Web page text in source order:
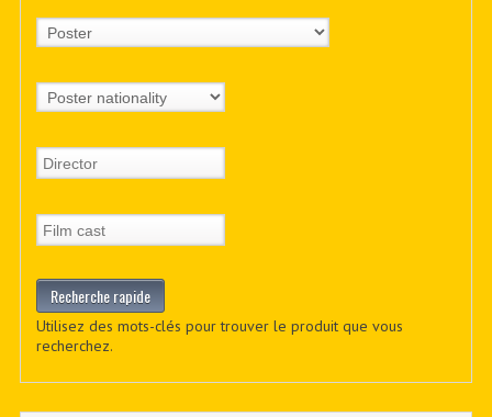
Utilisez des mots-clés pour trouver le produit que vous
recherchez.